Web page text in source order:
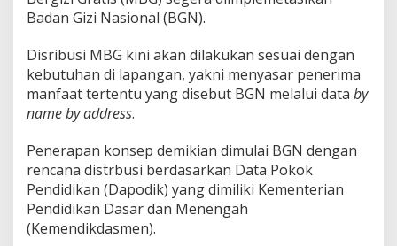
i
k
a
s
m
e
g
a
r
D
i
s
Badan Gizi Nasional (BGN).
Disribusi MBG kini akan dilakukan sesuai dengan
kebutuhan di lapangan, yakni menyasar penerima
manfaat tertentu yang disebut BGN melalui data by
name by address.
Penerapan konsep demikian dimulai BGN dengan
rencana distrbusi berdasarkan Data Pokok
Pendidikan (Dapodik) yang dimiliki Kementerian
Pendidikan Dasar dan Menengah
(Kemendikdasmen).